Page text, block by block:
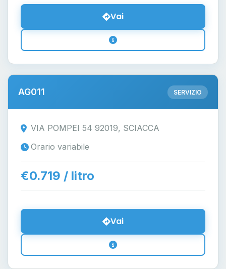
Vai
AG011 SERVIZIO
VIA POMPEI 54 92019, SCIACCA
Orario variabile
€0.719 / litro
Vai